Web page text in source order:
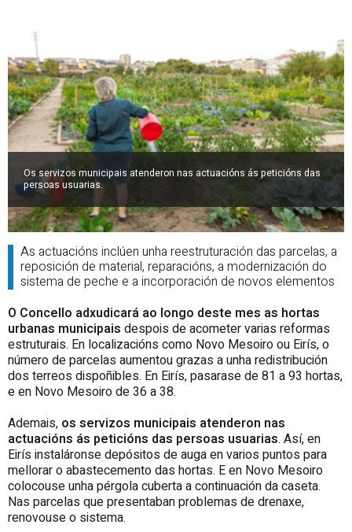
Os servizos municipais atenderon nas actuacións ás peticións das
persoas usuarias.
As actuacións inclúen unha reestruturación das parcelas, a
reposición de material, reparacións, a modernización do
sistema de peche e a incorporación de novos elementos
O Concello adxudicará ao longo deste mes as hortas
urbanas municipais despois de acometer varias reformas
estruturais. En localizacións como Novo Mesoiro ou Eirís, o
número de parcelas aumentou grazas a unha redistribución
dos terreos dispoñibles. En Eirís, pasarase de 81 a 93 hortas,
e en Novo Mesoiro de 36 a 38.
Ademais, os servizos municipais atenderon nas
actuacións ás peticións das persoas usuarias. Así, en
Eirís instaláronse depósitos de auga en varios puntos para
mellorar o abastecemento das hortas. E en Novo Mesoiro
colocouse unha pérgola cuberta a continuación da caseta.
Nas parcelas que presentaban problemas de drenaxe,
renovouse o sistema.